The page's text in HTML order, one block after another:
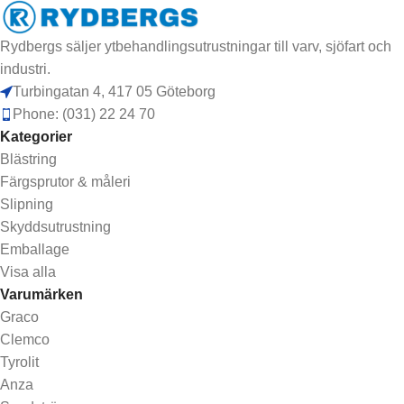
Rydbergs säljer ytbehandlingsutrustningar till varv, sjöfart och
industri.
Turbingatan 4, 417 05 Göteborg
Phone: (031) 22 24 70
Kategorier
Blästring
Färgsprutor & måleri
Slipning
Skyddsutrustning
Emballage
Visa alla
Varumärken
Graco
Clemco
Tyrolit
Anza